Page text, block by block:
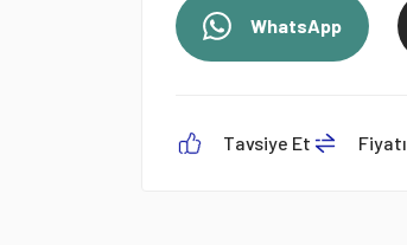
WhatsApp
Tavsiye Et